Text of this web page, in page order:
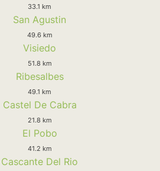
33.1 km
San Agustin
49.6 km
Visiedo
51.8 km
Ribesalbes
49.1 km
Castel De Cabra
21.8 km
El Pobo
41.2 km
Cascante Del Rio